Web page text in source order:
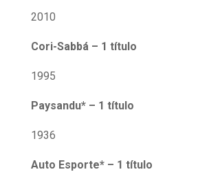
2010
Cori-Sabbá – 1 título
1995
Paysandu* – 1 título
1936
Auto Esporte* – 1 título